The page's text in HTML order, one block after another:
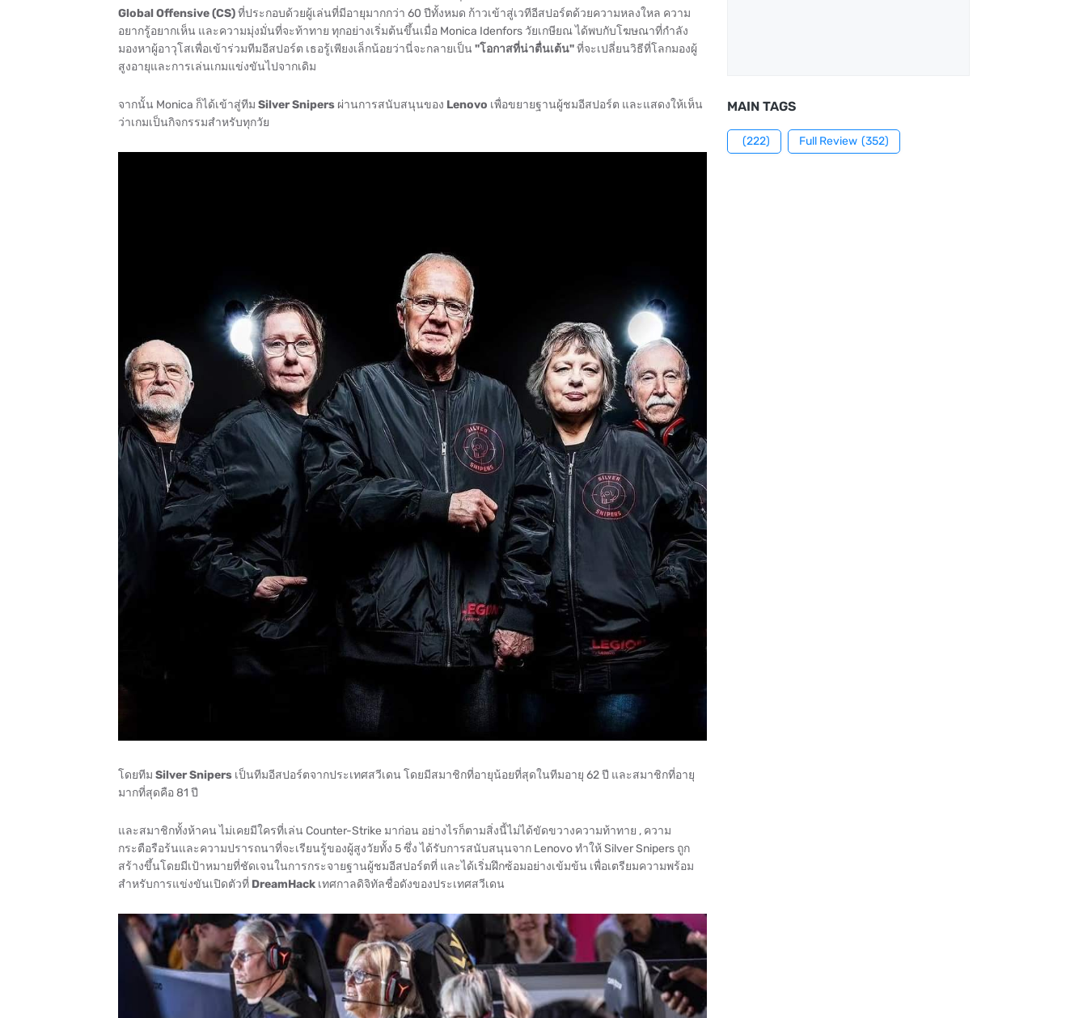
Global Offensive (CS)ที่ประกอบด้วยผู้เล่นที่มีอายุมากกว่า 60 ปีทั้งหมด ก้าวเข้าสู่เวทีอีสปอร์ตด้วยความหลงใหล ความ
อยากรู้อยากเห็น และความมุ่งมั่นที่จะท้าทาย ทุกอย่างเริ่มต้นขึ้นเมื่อ Monica Idenfors วัยเกษียณ ได้พบกับโฆษณาที่กำลัง
มองหาผู้อาวุโสเพื่อเข้าร่วมทีมอีสปอร์ต เธอรู้เพียงเล็กน้อยว่านี่จะกลายเป็น "โอกาสที่น่าตื่นเต้น"ที่จะเปลี่ยนวิธีที่โลกมองผู้
สูงอายุและการเล่นเกมแข่งขันไปจากเดิม
จากนั้น Monica ก็ได้เข้าสู่ทีม Silver Snipersผ่านการสนับสนุนของ Lenovo เพื่อขยายฐานผู้ชมอีสปอร์ต และแสดงให้เห็น
ว่าเกมเป็นกิจกรรมสำหรับทุกวัย
โดยทีม Silver Snipersเป็นทีมอีสปอร์ตจากประเทศสวีเดน โดยมีสมาชิกที่อายุน้อยที่สุดในทีมอายุ 62 ปี และสมาชิกที่อายุ
มากที่สุดคือ 81 ปี
และสมาชิกทั้งห้าคน ไม่เคยมีใครที่เล่น Counter-Strike มาก่อน อย่างไรก็ตามสิ่งนี้ไม่ได้ขัดขวางความท้าทาย , ความ
กระตือรือร้นและความปรารถนาที่จะเรียนรู้ของผู้สูงวัยทั้ง 5 ซึ่ง ได้รับการสนับสนุนจาก Lenovo ทำให้ Silver Snipers ถูก
สร้างขึ้นโดยมีเป้าหมายที่ชัดเจนในการกระจายฐานผู้ชมอีสปอร์ตที่ และได้เริ่มฝึกซ้อมอย่างเข้มข้น เพื่อเตรียมความพร้อม
สำหรับการแข่งขันเปิดตัวที่ DreamHackเทศกาลดิจิทัลชื่อดังของประเทศสวีเดน
MAIN TAGS
(222) Full Review (352)